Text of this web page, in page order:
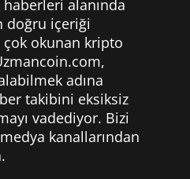
alanında
doğru içeriği
okunan kripto
adına
takibini eksiksiz
vadediyor. Bizi
kanallarından